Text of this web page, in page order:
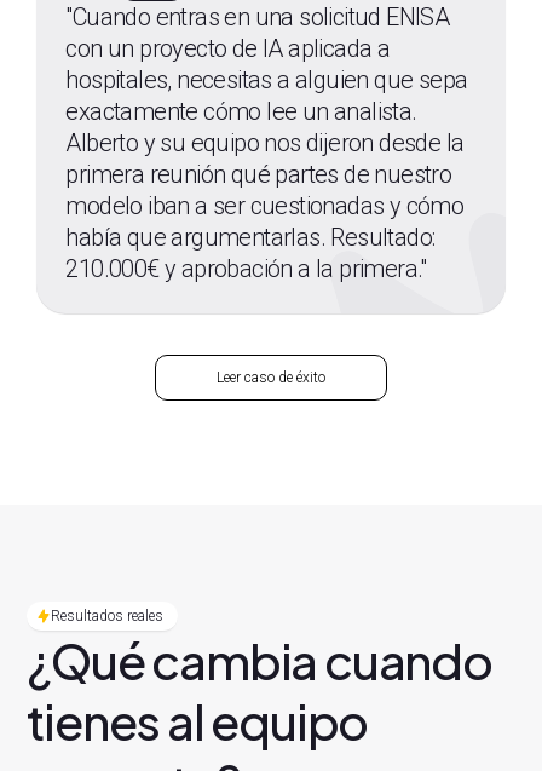
"Cuando entras en una solicitud ENISA
con un proyecto de IA aplicada a
hospitales, necesitas a alguien que sepa
exactamente cómo lee un analista.
Alberto y su equipo nos dijeron desde la
primera reunión qué partes de nuestro
modelo iban a ser cuestionadas y cómo
había que argumentarlas. Resultado:
210.000€ y aprobación a la primera."
Leer caso de éxito
Resultados reales
¿Qué cambia cuando
tienes alequipo